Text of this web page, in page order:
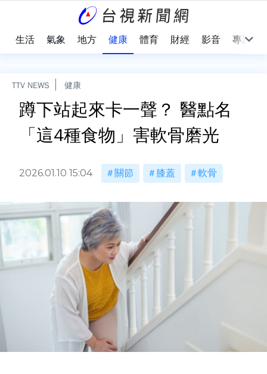
生活 氣象 地方 健康 體育 財經 影音 專題
TTV NEWS 健康
蹲下站起來卡一聲？ 醫點名
「這4種食物」害軟骨磨光
2026.01.10 15:04 關節 膝蓋 軟骨